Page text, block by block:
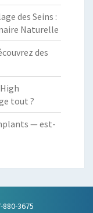
des Seins :
Naturelle
des
tout ?
— est-
3675